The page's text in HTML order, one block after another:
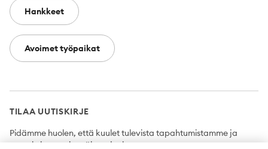
Hankkeet
Avoimet työpaikat
TILAA UUTISKIRJE
Pidämme huolen, että kuulet tulevista tapahtumistamme ja
uutuuksista ensimmäisten joukossa.